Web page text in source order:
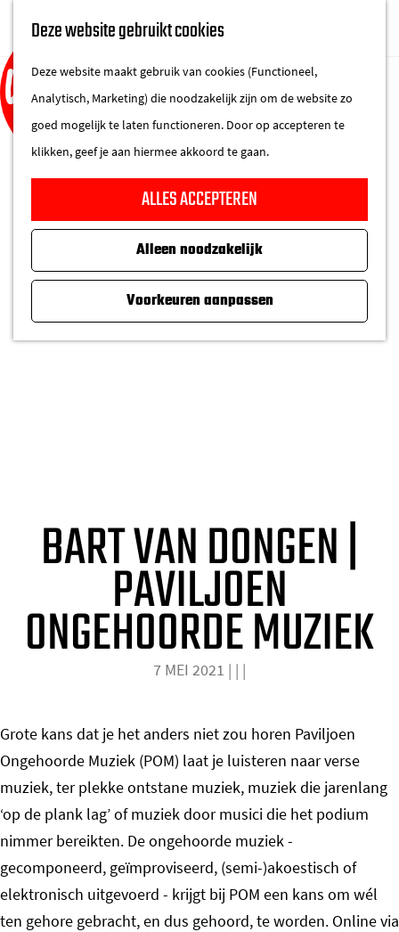
Deze website gebruikt cookies
Deze website maakt gebruik van cookies (Functioneel,
Analytisch, Marketing) die noodzakelijk zijn om de website zo
goed mogelijk te laten functioneren. Door op accepteren te
klikken, geef je aan hiermee akkoord te gaan.
ALLES ACCEPTEREN
Alleen noodzakelijk
Voorkeuren aanpassen
e
n
u
IN DE STAD
DE REGIO IN
BART VAN DONGEN |
PAVILJOEN
ONGEHOORDE MUZIEK
7 MEI 2021 | | |
Grote kans dat je het anders niet zou horen Paviljoen
Ongehoorde Muziek (POM) laat je luisteren naar verse
muziek, ter plekke ontstane muziek, muziek die jarenlang
‘op de plank lag’ of muziek door musici die het podium
nimmer bereikten. De ongehoorde muziek -
gecomponeerd, geïmproviseerd, (semi-)akoestisch of
elektronisch uitgevoerd - krijgt bij POM een kans om wél
ten gehore gebracht, en dus gehoord, te worden. Online via